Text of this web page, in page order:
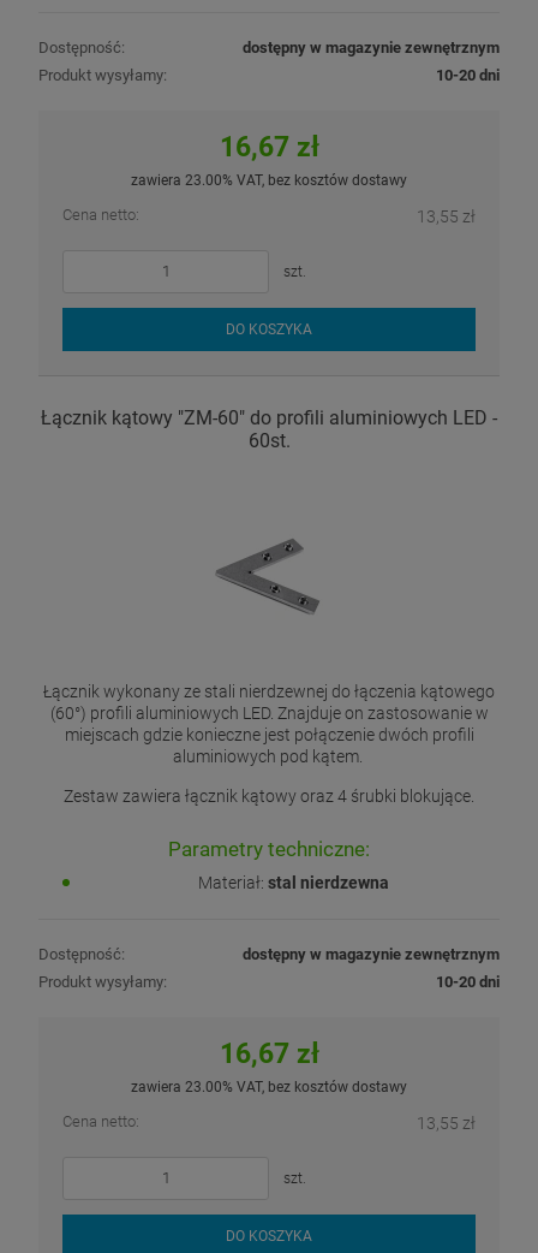
Dostępność:
dostępny w magazynie zewnętrznym
Produkt wysyłamy:
10-20 dni
16,67 zł
zawiera 23.00% VAT, bez kosztów dostawy
Cena netto: 13,55 zł
szt.
DO KOSZYKA
Łącznik kątowy "ZM-60" do profili aluminiowych LED -
60st.
Łącznik wykonany ze stali nierdzewnej do łączenia kątowego
(60°) profili aluminiowych LED. Znajduje on zastosowanie w
miejscach gdzie konieczne jest połączenie dwóch profili
aluminiowych pod kątem.
Zestaw zawiera łącznik kątowy oraz 4 śrubki blokujące.
Parametry techniczne:
Materiał: stal nierdzewna
Dostępność:
dostępny w magazynie zewnętrznym
Produkt wysyłamy:
10-20 dni
16,67 zł
zawiera 23.00% VAT, bez kosztów dostawy
Cena netto: 13,55 zł
szt.
DO KOSZYKA